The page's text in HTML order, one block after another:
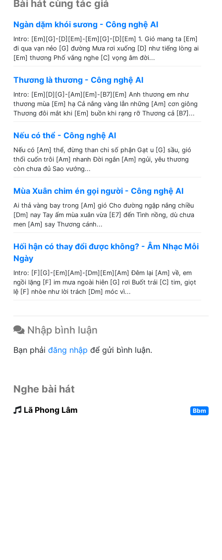
Bài hát cùng tác giả
Ngàn dặm khói sương - Công nghệ AI
Intro: [Em][G]-[D][Em]-[Em][G]-[D][Em] 1. Gió mang ta [Em]
đi qua vạn nẻo [G] đường Mưa rơi xuống [D] như tiếng lòng ai
[Em] thương Phố vắng nghe [C] vọng âm đời...
Thương là thương - Công nghệ AI
Intro: [Em][D][G]-[Am][Em]-[B7][Em] Anh thương em như
thương mùa [Em] hạ Cả nắng vàng lẫn những [Am] cơn giông
Thương đôi mắt khi [Em] buồn khi rạng rỡ Thương cả [B7]...
Nếu có thể - Công nghệ AI
Nếu có [Am] thể, đừng than chi số phận Gạt u [G] sầu, gió
thổi cuốn trôi [Am] nhanh Đời ngắn [Am] ngủi, yêu thương
còn chưa đủ Sao vướng...
Mùa Xuân chim én gọi người - Công nghệ AI
Ai thả vàng bay trong [Am] gió Cho đường ngập nắng chiều
[Dm] nay Tay ấm mùa xuân vừa [E7] đến Tình nồng, dù chưa
men [Am] say Thương cánh...
Hối hận có thay đổi được không? - Âm Nhạc Mỗi
Ngày
Intro: [F][G]-[Em][Am]-[Dm][Em][Am] Đêm lại [Am] về, em
ngồi lặng [F] im mưa ngoài hiên [G] rơi Buốt trái [C] tim, giọt
lệ [F] nhòe như lời trách [Dm] móc vì...
Nhập bình luận
Bạn phải đăng nhập để gửi bình luận.
Nghe bài hát
Lã Phong Lâm Bbm